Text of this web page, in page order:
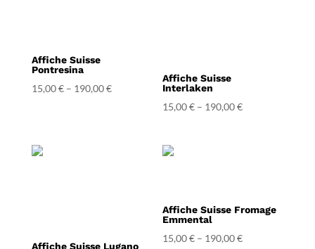
Affiche Suisse
Pontresina
15,00€– 190,00€
Affiche Suisse
Interlaken
15,00€ – 190,00€
Affiche Suisse Lugano
Affiche Suisse Fromage
Emmental
15,00€ – 190,00€